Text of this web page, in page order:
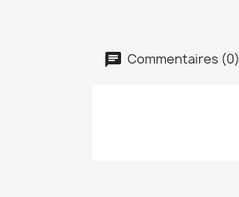
Commentaires (0)